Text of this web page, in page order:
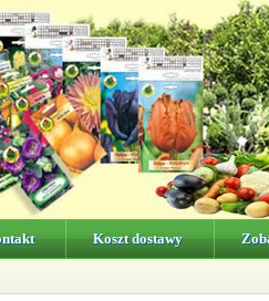
Koszt dostawy